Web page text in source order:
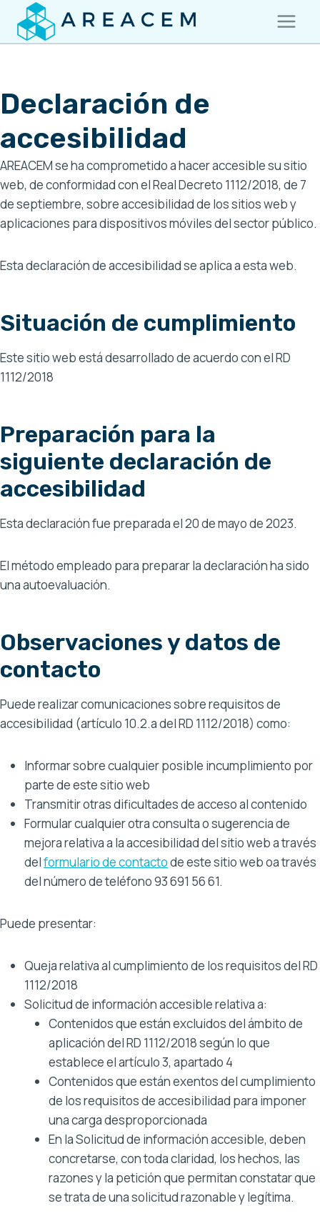
Saltar
contenido
Declaración de
accesibilidad
AREACEM se ha comprometido a hacer accesible su sitio
web, de conformidad con el Real Decreto 1112/2018, de 7
de septiembre, sobre accesibilidad de los sitios web y
aplicaciones para dispositivos móviles del sector público.
Esta declaración de accesibilidad se aplica a esta web.
Situación de cumplimiento
Este sitio web está desarrollado de acuerdo con el RD
1112/2018
Preparación para la
siguiente declaración de
accesibilidad
Esta declaración fue preparada el 20 de mayo de 2023.
El método empleado para preparar la declaración ha sido
una autoevaluación.
Observaciones y datos de
contacto
Puede realizar comunicaciones sobre requisitos de
accesibilidad (artículo 10.2.a del RD 1112/2018) como:
Informar sobre cualquier posible incumplimiento por
parte de este sitio web
Transmitir otras dificultades de acceso al contenido
Formular cualquier otra consulta o sugerencia de
mejora relativa a la accesibilidad del sitio web a través
delformulario decontactode este sitio web oa través
del número de teléfono 93 691 56 61.
Puede presentar:
Queja relativa al cumplimiento de los requisitos del RD
1112/2018
Solicitud de información accesible relativa a:
Contenidos que están excluidos del ámbito de
aplicación del RD 1112/2018 según lo que
establece el artículo 3, apartado 4
Contenidos que están exentos del cumplimiento
de los requisitos de accesibilidad para imponer
una carga desproporcionada
En la Solicitud de información accesible, deben
concretarse, con toda claridad, los hechos, las
razones y la petición que permitan constatar que
se trata de una solicitud razonable y legítima.